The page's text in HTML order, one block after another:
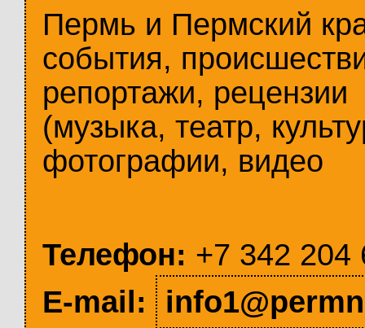
Пермь и Пермский
события,
репортажи, рецензии
(музыка, театр,
фотографии, видео
Телефон: +7 342 204
E-mail: